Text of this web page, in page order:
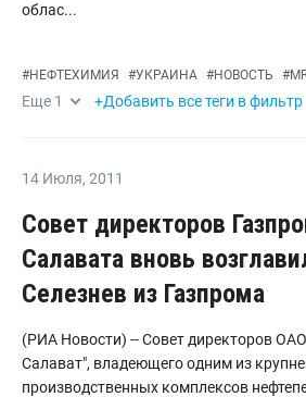
облас...
#НЕФТЕХИМИЯ #УКРАИНА #НОВОСТЬ #
Еще 1 +Добавить все теги в фильтр
14 Июля, 2011
Совет директоров
Салавата вновь
Селезнев из Газпрома
(РИА Новости) -- Совет директоров
Салават", владеющего одним из
производственных комплексов